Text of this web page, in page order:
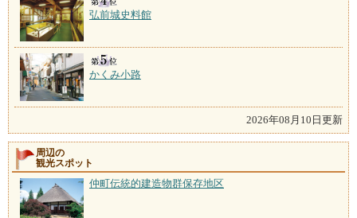
弘前城史料館
かくみ小路
2026年08月10日更新
周辺の
観光スポット
仲町伝統的建造物群保存地区